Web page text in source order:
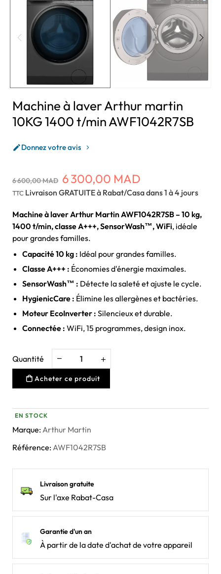
Machine à laver Arthur martin
10KG 1400 t/min AWF1042R7SB
Donnez votre avis
6 600,00 MAD 6 300,00 MAD
TTC Livraison GRATUITE à Rabat/Casa dans 1 à 4 jours
Machine à laver Arthur Martin AWF1042R7SB – 10 kg,
1400 t/min, classe A+++, SensorWash™, WiFi, idéale
pour grandes familles.
Capacité 10 kg : Idéal pour grandes familles.
Classe A+++ : Économies d'énergie maximales.
SensorWash™ : Détecte la saleté et ajuste le cycle.
HygienicCare : Élimine les allergènes et bactéries.
Moteur EcoInverter : Silencieux et durable.
Connectée : WiFi, 15 programmes, design inox.
Quantité
Acheter ce produit
EN STOCK
Marque:Arthur Martin
Référence:AWF1042R7SB
Livraison gratuite
Sur l'axe Rabat-Casa
Garantie d'un an
À partir de la date d'achat de votre appareil